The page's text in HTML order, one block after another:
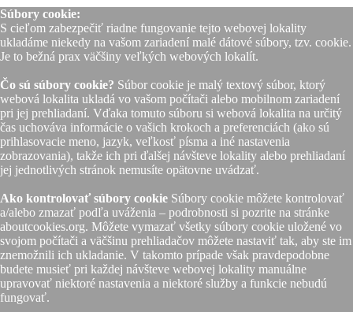
Súbory cookie:
S cieľom zabezpečiť riadne fungovanie tejto webovej lokality
ukladáme niekedy na vašom zariadení malé dátové súbory, tzv. cookie.
Je to bežná prax väčšiny veľkých webových lokalít.
Čo sú súbory cookie? Súbor cookie je malý textový súbor, ktorý
webová lokalita ukladá vo vašom počítači alebo mobilnom zariadení
pri jej prehliadaní. Vďaka tomuto súboru si webová lokalita na určitý
čas uchováva informácie o vašich krokoch a preferenciách (ako sú
prihlasovacie meno, jazyk, veľkosť písma a iné nastavenia
zobrazovania), takže ich pri ďalšej návšteve lokality alebo prehliadaní
jej jednotlivých stránok nemusíte opätovne uvádzať.
Ako kontrolovať súbory cookie Súbory cookie môžete kontrolovať
a/alebo zmazať podľa uváženia – podrobnosti si pozrite na stránke
aboutcookies.org. Môžete vymazať všetky súbory cookie uložené vo
svojom počítači a väčšinu prehliadačov môžete nastaviť tak, aby ste im
znemožnili ich ukladanie. V takomto prípade však pravdepodobne
budete musieť pri každej návšteve webovej lokality manuálne
upravovať niektoré nastavenia a niektoré služby a funkcie nebudú
fungovať.